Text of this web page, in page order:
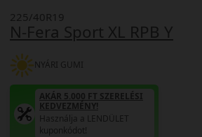
N-Fera Sport XL RPB Y
225/40R19
NYÁRI GUMI
AKÁR 5.000 FT SZERELÉSI
KEDVEZMÉNY!
Használja a LENDÜLET
kuponkódot!